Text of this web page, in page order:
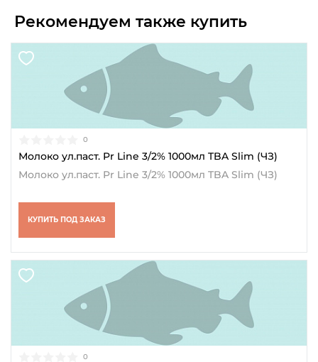
Рекомендуем также купить
0
Молоко ул.паст. Pr Line 3/2% 1000мл TBA Slim (ЧЗ)
Молоко ул.паст. Pr Line 3/2% 1000мл TBA Slim (ЧЗ)
КУПИТЬ ПОД ЗАКАЗ
0